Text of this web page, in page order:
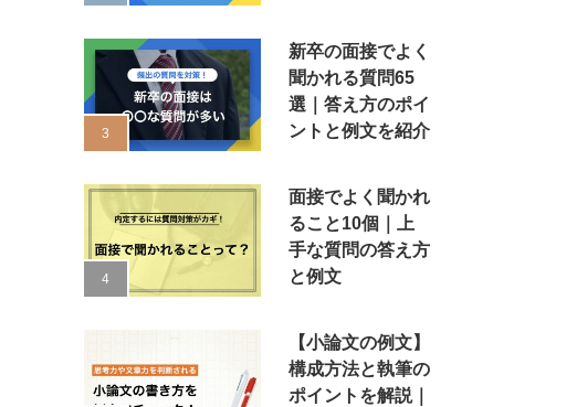
新卒の面接でよく
聞かれる質問65
選｜答え方のポイ
ントと例文を紹介
面接でよく聞かれ
ること10個｜上
手な質問の答え方
と例文
【小論文の例文】
構成方法と執筆の
ポイントを解説｜